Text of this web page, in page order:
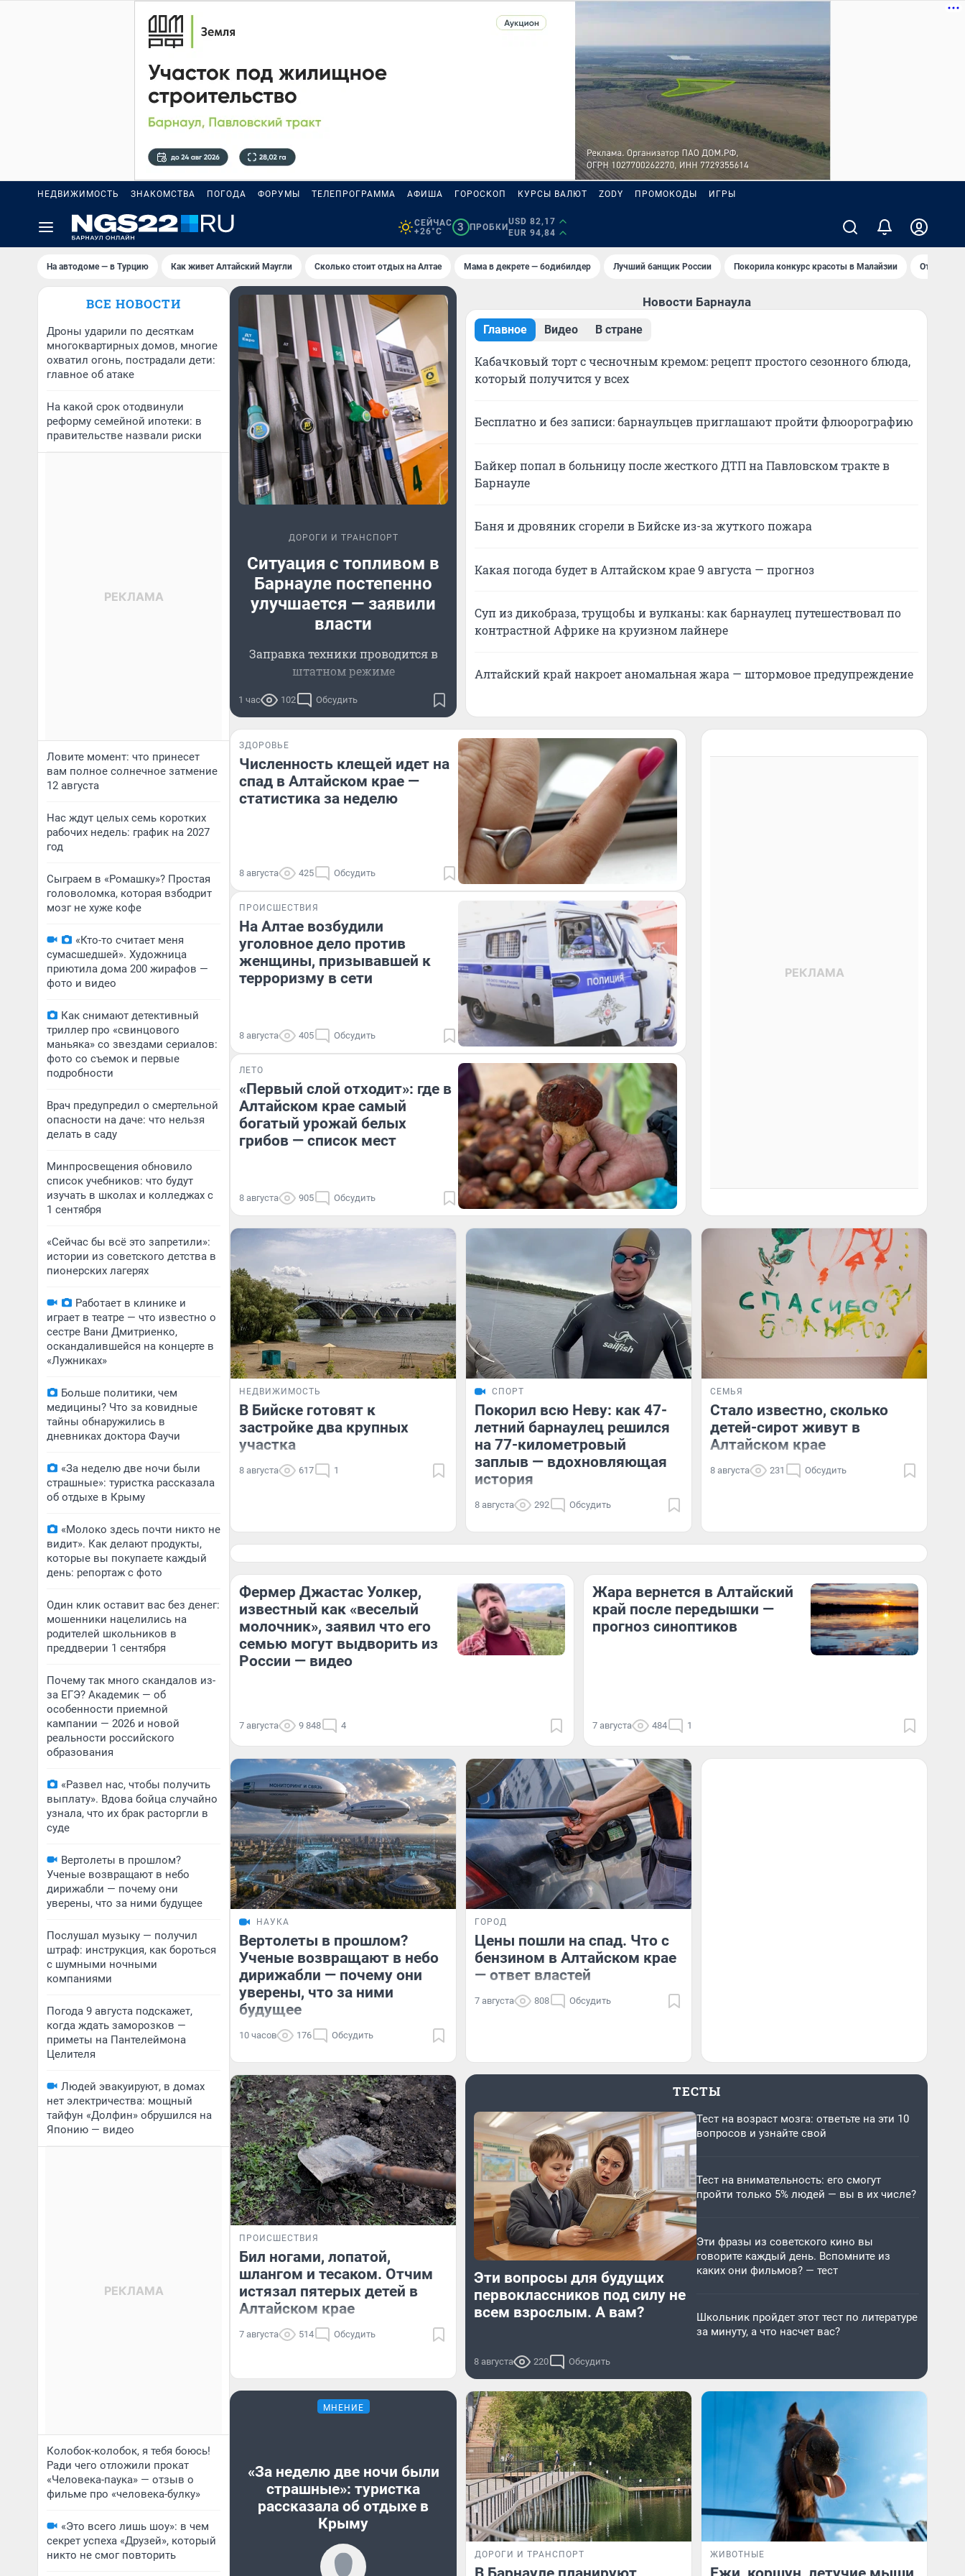
НЕДВИЖИМОСТЬ ЗНАКОМСТВА ПОГОДА ФОРУМЫ ТЕЛЕПРОГРАММА АФИША ГОРОСКОП КУРСЫ ВАЛЮТ ZODY ПРОМОКОДЫ ИГРЫ
СЕЙЧАС
+26°C
3 ПРОБКИ
USD 82,17
EUR 94,84
На автодоме — в Турцию Как живет Алтайский Маугли Сколько стоит отдых на Алтае Мама в декрете — бодибилдер Лучший банщик России Покорила конкурс красоты в Малайзии Открыл
ВСЕ НОВОСТИ
Дроны ударили по десяткам
многоквартирных домов, многие
охватил огонь, пострадали дети:
главное об атаке
На какой срок отодвинули
реформу семейной ипотеки: в
правительстве назвали риски
Ловите момент: что принесет
вам полное солнечное затмение
12 августа
Нас ждут целых семь коротких
рабочих недель: график на 2027
год
Сыграем в «Ромашку»? Простая
головоломка, которая взбодрит
мозг не хуже кофе
«Кто-то считает меня
сумасшедшей». Художница
приютила дома 200 жирафов —
фото и видео
Как снимают детективный
триллер про «свинцового
маньяка» со звездами сериалов:
фото со съемок и первые
подробности
Врач предупредил о смертельной
опасности на даче: что нельзя
делать в саду
Минпросвещения обновило
список учебников: что будут
изучать в школах и колледжах с
1 сентября
«Сейчас бы всё это запретили»:
истории из советского детства в
пионерских лагерях
Работает в клинике и
играет в театре — что известно о
сестре Вани Дмитриенко,
оскандалившейся на концерте в
«Лужниках»
Больше политики, чем
медицины? Что за ковидные
тайны обнаружились в
дневниках доктора Фаучи
«За неделю две ночи были
страшные»: туристка рассказала
об отдыхе в Крыму
«Молоко здесь почти никто не
видит». Как делают продукты,
которые вы покупаете каждый
день: репортаж с фото
Один клик оставит вас без денег:
мошенники нацелились на
родителей школьников в
преддверии 1 сентября
Почему так много скандалов из-
за ЕГЭ? Академик — об
особенности приемной
кампании — 2026 и новой
реальности российского
образования
«Развел нас, чтобы получить
выплату». Вдова бойца случайно
узнала, что их брак расторгли в
суде
Вертолеты в прошлом?
Ученые возвращают в небо
дирижабли — почему они
уверены, что за ними будущее
Послушал музыку — получил
штраф: инструкция, как бороться
с шумными ночными
компаниями
Погода 9 августа подскажет,
когда ждать заморозков —
приметы на Пантелеймона
Целителя
Людей эвакуируют, в домах
нет электричества: мощный
тайфун «Долфин» обрушился на
Японию — видео
Колобок-колобок, я тебя боюсь!
Ради чего отложили прокат
«Человека-паука» — отзыв о
фильме про «человека-булку»
«Это всего лишь шоу»: в чем
секрет успеха «Друзей», который
никто не смог повторить
ДОРОГИ И ТРАНСПОРТ
Ситуация с топливом в
Барнауле постепенно
улучшается — заявили
власти
Заправка техники проводится в
штатном режиме
1 час 102 Обсудить
Новости Барнаула
Главное Видео В стране
Кабачковый торт с чесночным кремом: рецепт простого сезонного блюда,
который получится у всех
Бесплатно и без записи: барнаульцев приглашают пройти флюорографию
Байкер попал в больницу после жесткого ДТП на Павловском тракте в
Барнауле
Баня и дровяник сгорели в Бийске из-за жуткого пожара
Какая погода будет в Алтайском крае 9 августа — прогноз
Суп из дикобраза, трущобы и вулканы: как барнаулец путешествовал по
контрастной Африке на круизном лайнере
Алтайский край накроет аномальная жара — штормовое предупреждение
ЗДОРОВЬЕ
Численность клещей идет на
спад в Алтайском крае —
статистика за неделю
8 августа 425 Обсудить
ПРОИСШЕСТВИЯ
На Алтае возбудили
уголовное дело против
женщины, призывавшей к
терроризму в сети
8 августа 405 Обсудить
ЛЕТО
«Первый слой отходит»: где в
Алтайском крае самый
богатый урожай белых
грибов — список мест
8 августа 905 Обсудить
НЕДВИЖИМОСТЬ
В Бийске готовят к
застройке два крупных
участка
8 августа 617 1
СПОРТ
Покорил всю Неву: как 47-
летний барнаулец решился
на 77-километровый
заплыв — вдохновляющая
история
8 августа 292 Обсудить
СЕМЬЯ
Стало известно, сколько
детей-сирот живут в
Алтайском крае
8 августа 231 Обсудить
Фермер Джастас Уолкер,
известный как «веселый
молочник», заявил что его
семью могут выдворить из
России — видео
7 августа 9 848 4
Жара вернется в Алтайский
край после передышки —
прогноз синоптиков
7 августа 484 1
НАУКА
Вертолеты в прошлом?
Ученые возвращают в небо
дирижабли — почему они
уверены, что за ними
будущее
10 часов 176 Обсудить
ГОРОД
Цены пошли на спад. Что с
бензином в Алтайском крае
— ответ властей
7 августа 808 Обсудить
ПРОИСШЕСТВИЯ
Бил ногами, лопатой,
шлангом и тесаком. Отчим
истязал пятерых детей в
Алтайском крае
7 августа 514 Обсудить
ТЕСТЫ
Эти вопросы для будущих
первоклассников под силу не
всем взрослым. А вам?
8 августа 220 Обсудить
Тест на возраст мозга: ответьте на эти 10
вопросов и узнайте свой
Тест на внимательность: его смогут
пройти только 5% людей — вы в их числе?
Эти фразы из советского кино вы
говорите каждый день. Вспомните из
каких они фильмов? — тест
Школьник пройдет этот тест по литературе
за минуту, а что насчет вас?
МНЕНИЕ
«За неделю две ночи были
страшные»: туристка
рассказала об отдыхе в
Крыму
ДОРОГИ И ТРАНСПОРТ ЖИВОТНЫЕ